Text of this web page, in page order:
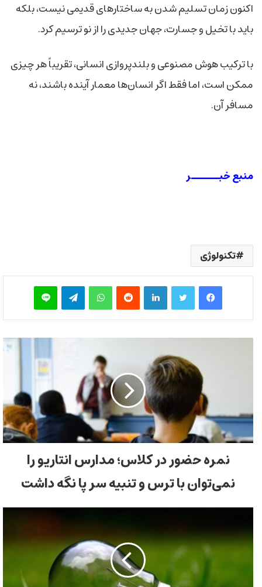
اکنون زمان تسلیم شدن به ساختارهای قدیمی نیست، بلکه
باید با تخیل و جسارت، جهان جدیدی را از نو ترسیم کرد.
با ترکیب هوش مصنوعی و بلندپروازی انسانی، تقریباً هر چیزی
ممکن است، اما فقط اگر انسان‌ها معمار آینده باشند، نه
مسافر آن.
منبع خبــــــر
تکنولوژی
فیس بوک توییتر لینکدین‫رددیت واتس آپ تلگرام لاین
نمره حضور در کلاس؛ مدارس انتاریو را
نمی‌توان با ترس و تنبیه سر پا نگه داشت